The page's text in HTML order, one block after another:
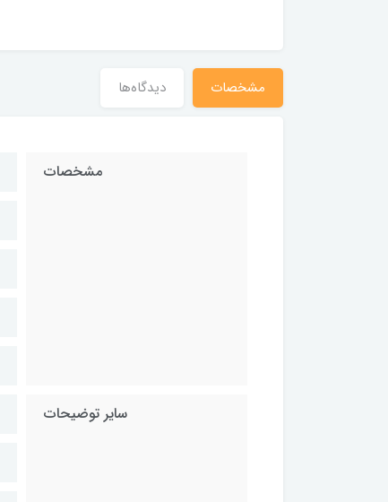
مشخصات دیدگاه‌ها
مشخصات
سایر توضیحات